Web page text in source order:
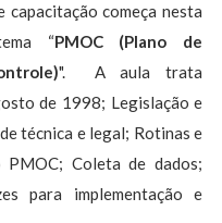
começa nesta
“PMOC (Plano de
". A aula trata
de 1998; Legislação e
técnica e legal; Rotinas e
PMOC; Coleta de dados;
para implementação e